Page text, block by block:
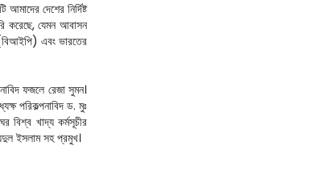
দেশের নির্দিষ্ট
করেছে, যেমন আবাসন
(বিআইপি) এবং ভারতের
ফজলে রেজা সুমন।
পরিকল্পনাবিদ ড. মুঃ
বিশ্ব খাদ্য কর্মসূচীর
ইসলাম সহ প্রমুখ।